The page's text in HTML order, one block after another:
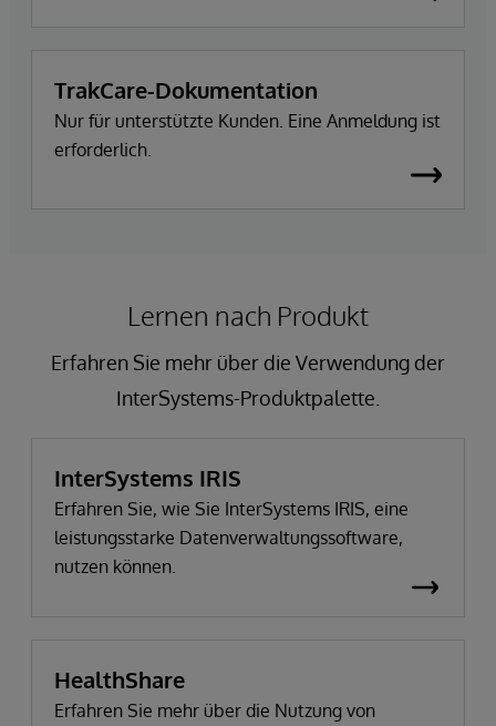
TrakCare-Dokumentation
Nur für unterstützte Kunden. Eine Anmeldung ist
erforderlich.
Lernen nach Produkt
Erfahren Sie mehr über die Verwendung der
InterSystems-Produktpalette.
InterSystems IRIS
Erfahren Sie, wie Sie InterSystems IRIS, eine
leistungsstarke Datenverwaltungssoftware,
nutzen können.
HealthShare
Erfahren Sie mehr über die Nutzung von